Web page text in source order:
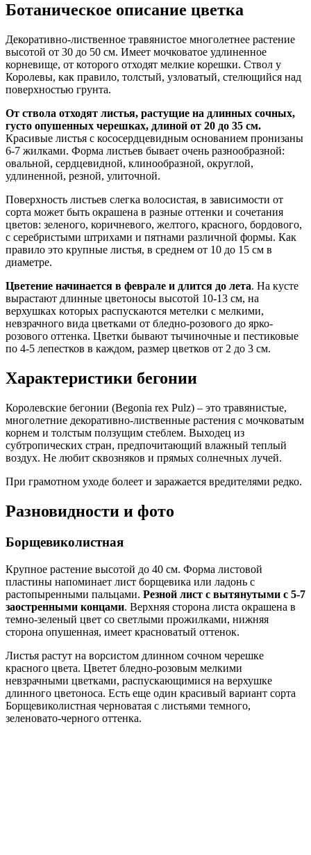
Ботаническое описание цветка
Декоративно-лиственное травянистое многолетнее растение
высотой от 30 до 50 см. Имеет мочковатое удлиненное
корневище, от которого отходят мелкие корешки. Ствол у
Королевы, как правило, толстый, узловатый, стелющийся над
поверхностью грунта.
От ствола отходят листья, растущие на длинных сочных,
густо опушенных черешках, длиной от 20 до 35 см.
Красивые листья с кососердцевидным основанием пронизаны
6-7 жилками. Форма листьев бывает очень разнообразной:
овальной, сердцевидной, клинообразной, округлой,
удлиненной, резной, улиточной.
Поверхность листьев слегка волосистая, в зависимости от
сорта может быть окрашена в разные оттенки и сочетания
цветов: зеленого, коричневого, желтого, красного, бордового,
с серебристыми штрихами и пятнами различной формы. Как
правило это крупные листья, в среднем от 10 до 15 см в
диаметре.
Цветение начинается в феврале и длится до лета. На кусте
вырастают длинные цветоносы высотой 10-13 см, на
верхушках которых распускаются метелки с мелкими,
невзрачного вида цветками от бледно-розового до ярко-
розового оттенка. Цветки бывают тычиночные и пестиковые
по 4-5 лепестков в каждом, размер цветков от 2 до 3 см.
Характеристики бегонии
Королевские бегонии (Begonia rex Pulz) – это травянистые,
многолетние декоративно-лиственные растения с мочковатым
корнем и толстым ползущим стеблем. Выходец из
субтропических стран, предпочитающий влажный теплый
воздух. Не любит сквозняков и прямых солнечных лучей.
При грамотном уходе болеет и заражается вредителями редко.
Разновидности и фото
Борщевиколистная
Крупное растение высотой до 40 см. Форма листовой
пластины напоминает лист борщевика или ладонь с
растопыренными пальцами. Резной лист с вытянутыми с 5-7
заостренными концами. Верхняя сторона листа окрашена в
темно-зеленый цвет со светлыми прожилками, нижняя
сторона опушенная, имеет красноватый оттенок.
Листья растут на ворсистом длинном сочном черешке
красного цвета. Цветет бледно-розовым мелкими
невзрачными цветками, распускающимися на верхушке
длинного цветоноса. Есть еще один красивый вариант сорта
Борщевиколистная черноватая с листьями темного,
зеленовато-черного оттенка.